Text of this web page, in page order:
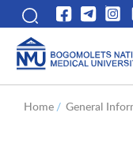
Home / General